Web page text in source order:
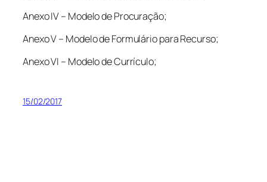
Anexo IV – Modelo de Procuração;
Anexo V – Modelo de Formulário para Recurso;
Anexo VI – Modelo de Currículo;
15/02/2017